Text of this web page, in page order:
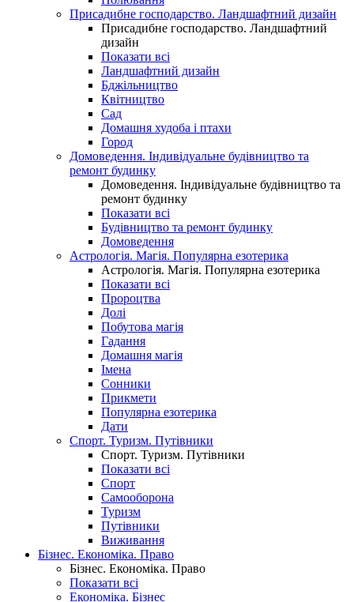
Присадибне господарство. Ландшафтний дизайн
Присадибне господарство. Ландшафтний
дизайн
Показати всі
Ландшафтний дизайн
Бджільництво
Квітництво
Сад
Домашня худоба і птахи
Город
Домоведення. Індивідуальне будівництво та
ремонт будинку
Домоведення. Індивідуальне будівництво та
ремонт будинку
Показати всі
Будівництво та ремонт будинку
Домоведення
Астрологія. Магія. Популярна езотерика
Астрологія. Магія. Популярна езотерика
Показати всі
Пророцтва
Долі
Побутова магія
Гадання
Домашня магія
Імена
Сонники
Прикмети
Популярна езотерика
Дати
Спорт. Туризм. Путівники
Спорт. Туризм. Путівники
Показати всі
Спорт
Самооборона
Туризм
Путівники
Виживання
Бізнес. Економіка. Право
Бізнес. Економіка. Право
Показати всі
Економіка. Бізнес